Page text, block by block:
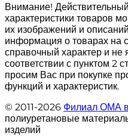
Внимание! Действительный
характеристики товаров
их изображений и
информация о товарах
справочный характер и не
соответствии с пунктом 2
просим Вас при покупке
функций и характеристик.
© 2011-2026 Филиал ОМА в
полиуретановые
изделий